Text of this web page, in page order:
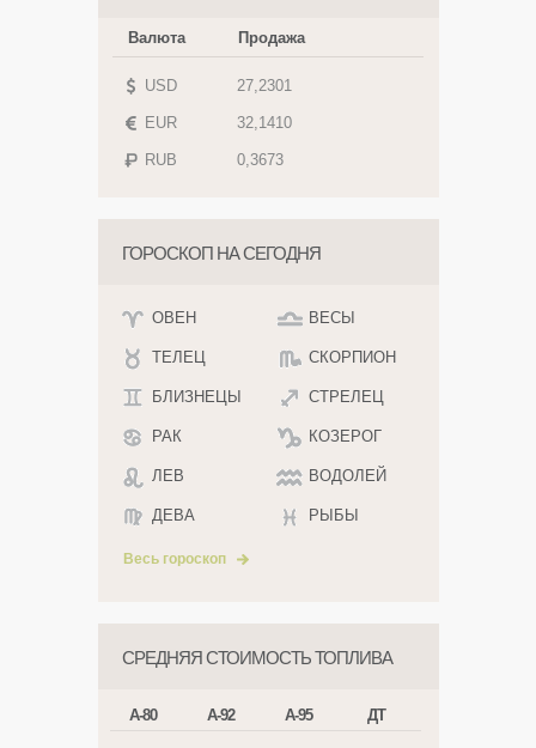
Валюта Продажа
USD 27,2301
EUR 32,1410
RUB 0,3673
ГОРОСКОП НА СЕГОДНЯ
ОВЕН
ТЕЛЕЦ
БЛИЗНЕЦЫ
РАК
ЛЕВ
ДЕВА
ВЕСЫ
СКОРПИОН
СТРЕЛЕЦ
КОЗЕРОГ
ВОДОЛЕЙ
РЫБЫ
Весь гороскоп
СРЕДНЯЯ СТОИМОСТЬ ТОПЛИВА
А-80 А-92 А-95 ДТ